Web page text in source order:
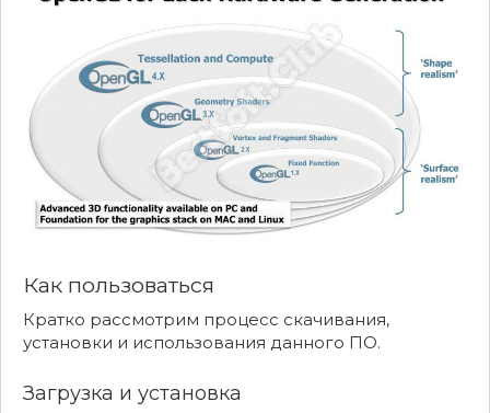
Как пользоваться
Кратко рассмотрим процесс скачивания,
установки и использования данного ПО.
Загрузка и установка